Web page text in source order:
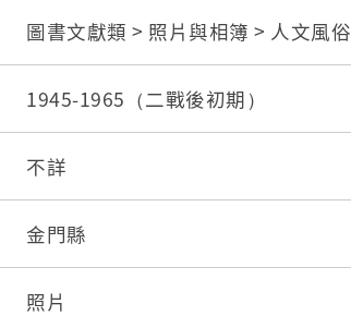
圖書文獻類 > 照片與相簿 > 人文風俗
1945-1965（二戰後初期）
不詳
金門縣
照片